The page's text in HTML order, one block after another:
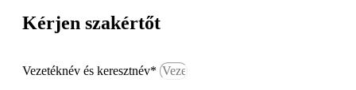
Kérjen szakértőt
Vezetéknév és keresztnév*